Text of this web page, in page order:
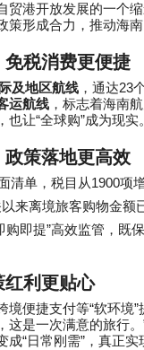
贸港开放发展的一个
策形成合力，推动海南
免税消费更便捷
及地区航线 ，通达23
运航线 ，标志着海南
也让“全球购”成为现实。
策落地更高效
清单，税目从1900项
来离境旅客购物金额
购即提”高效监管，既
红利更贴心
境便捷支付等“软环境”
是一次满意的旅行。
成“日常刚需” ，真正实